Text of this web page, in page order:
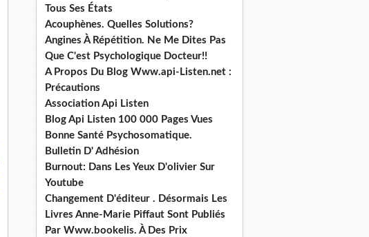
Tous Ses États
Acouphènes. Quelles Solutions?
Angines À Répétition. Ne Me Dites Pas
Que C'est Psychologique Docteur!!
A Propos Du Blog Www.api-Listen.net :
Précautions
Association Api Listen
Blog Api Listen 100 000 Pages Vues
Bonne Santé Psychosomatique.
Bulletin D' Adhésion
Burnout: Dans Les Yeux D'olivier Sur
Youtube
Changement D'éditeur . Désormais Les
Livres Anne-Marie Piffaut Sont Publiés
Par Www.bookelis. À Des Prix